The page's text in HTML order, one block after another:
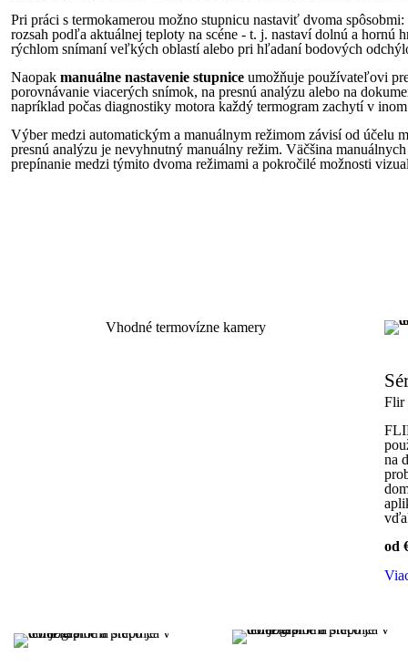
Pri práci s termokamerou možno stupnicu nastaviť dvoma spôsobmi:
rozsah podľa aktuálnej teploty na scéne - t. j. nastaví dolnú a hornú
rýchlom snímaní veľkých oblastí alebo pri hľadaní bodových
Naopak manuálne nastavenie stupnice umožňuje používateľovi
porovnávanie viacerých snímok, na presnú analýzu alebo na
napríklad počas diagnostiky motora každý termogram zachytí v
Výber medzi automatickým a manuálnym režimom závisí od účelu
presnú analýzu je nevyhnutný manuálny režim. Väčšina
prepínanie medzi týmito dvoma režimami a pokročilé možnosti
Vhodné termovízne kamery
Flir
na
od